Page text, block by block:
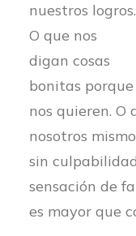
nuestros logros.
O que nos
digan cosas
bonitas porque
nos quieren. O
nosotros
sin
sensación de
es mayor que